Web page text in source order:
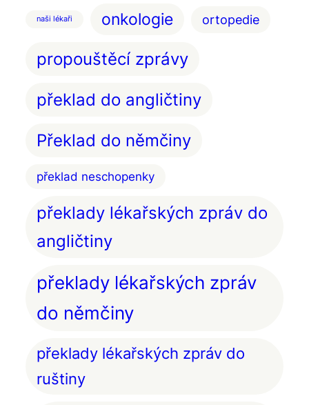
naši lékaři onkologie ortopedie
propouštěcí zprávy
překlad do angličtiny
Překlad do němčiny
překlad neschopenky
překlady lékařských zpráv do
angličtiny
překlady lékařských zpráv
do němčiny
překlady lékařských zpráv do
ruštiny